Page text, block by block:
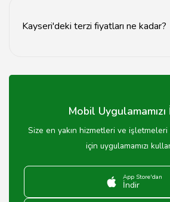
Kayseri'deki terzi fiyatları ne kadar?
göre değişiklik göstermektedir.
Mobil
Size en yakın hizmetleri ve
için uygulamamızı
App Store'dan
İndir